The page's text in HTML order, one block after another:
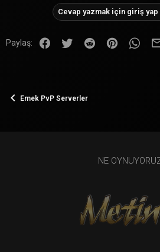
Cevap yazmak için giriş yap
Paylaş: FacebookTwitter Reddit Pinterest
Emek PvP Serverler
NE